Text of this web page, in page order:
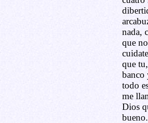
nada,
que
que
banco
todo
me
Dios
bueno.